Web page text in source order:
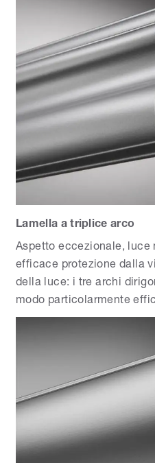
Lamella a triplice arco
Aspetto eccezionale, luce
efficace protezione dalla
della luce: i tre archi
modo particolarmente